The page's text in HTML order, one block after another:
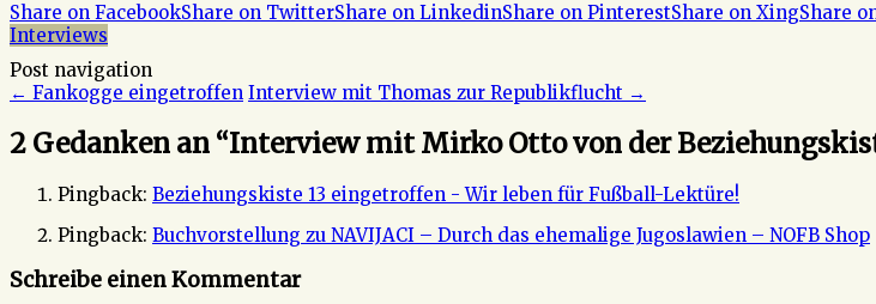
Share on FacebookShare on TwitterShare on LinkedinShare on PinterestShare on XingShare
Interviews
Post navigation
← Fankogge eingetroffen Interview mit Thomas zur Republikflucht →
2 Gedanken an “Interview mit Mirko Otto von der
Pingback: Beziehungskiste 13 eingetroffen - Wir leben für Fußball-Lektüre!
Pingback: Buchvorstellung zu NAVIJACI – Durch das ehemalige Jugoslawien – NOFB Shop
Schreibe einen Kommentar